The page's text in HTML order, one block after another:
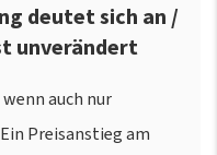
deutet sich an /
unverändert
auch nur
Preisanstieg am